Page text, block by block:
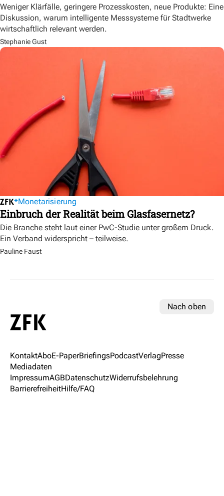
Weniger Klärfälle, geringere Prozesskosten, neue Produkte: Eine
Diskussion, warum intelligente Messsysteme für Stadtwerke
wirtschaftlich relevant werden.
Stephanie Gust
Monetarisierung
Einbruch der Realität beim Glasfasernetz?
Die Branche steht laut einer PwC-Studie unter großem Druck.
Ein Verband widerspricht – teilweise.
Pauline Faust
Nach oben
KontaktAboE-PaperBriefingsPodcastVerlagPresse
Mediadaten
ImpressumAGBDatenschutzWiderrufsbelehrung
BarrierefreiheitHilfe/FAQ